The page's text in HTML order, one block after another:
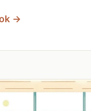
→